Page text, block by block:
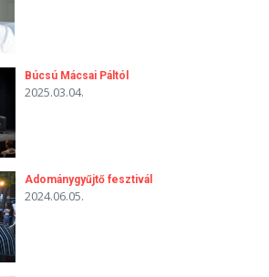
Búcsú Mácsai Páltól
2025.03.04.
Adománygyűjtő fesztivál
2024.06.05.